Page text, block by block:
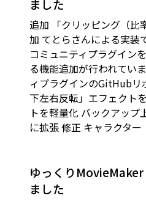
ました
追加 「クリッピング（比
加 てとらさんによる実装
コミュニティプラグイン
る機能追加が行われてい
ィプラグインのGitHubリ
下左右反転」エフェクト
トを軽量化 バックアッ
に拡張 修正 キャラクター
ゆっくり
ました